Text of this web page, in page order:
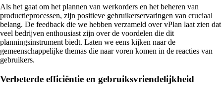
Als het gaat om het plannen van werkorders en het beheren van
productieprocessen, zijn positieve gebruikerservaringen van cruciaal
belang. De feedback die we hebben verzameld over vPlan laat zien dat
veel bedrijven enthousiast zijn over de voordelen die dit
planningsinstrument biedt. Laten we eens kijken naar de
gemeenschappelijke themas die naar voren komen in de reacties van
gebruikers.
Verbeterde efficiëntie en gebruiksvriendelijkheid